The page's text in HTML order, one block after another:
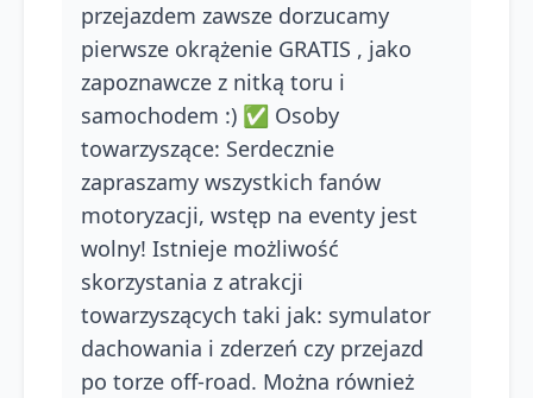
przejazdem zawsze dorzucamy
pierwsze okrążenie GRATIS , jako
zapoznawcze z nitką toru i
samochodem :) ✅ Osoby
towarzyszące: Serdecznie
zapraszamy wszystkich fanów
motoryzacji, wstęp na eventy jest
wolny! Istnieje możliwość
skorzystania z atrakcji
towarzyszących taki jak: symulator
dachowania i zderzeń czy przejazd
po torze off-road. Można również